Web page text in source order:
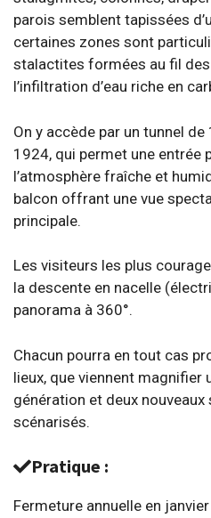
parois semblent tapissées
certaines zones sont
stalactites formées au fil
l’infiltration d’eau riche en
On y accède par un tunnel
1924, qui permet une entrée
l’atmosphère fraîche et
balcon offrant une vue
principale.
Les visiteurs les plus
la descente en nacelle
panorama à 360°.
Chacun pourra en tout cas
lieux, que viennent magnifier
génération et deux
scénarisés.
Pratique :
Fermeture annuelle en